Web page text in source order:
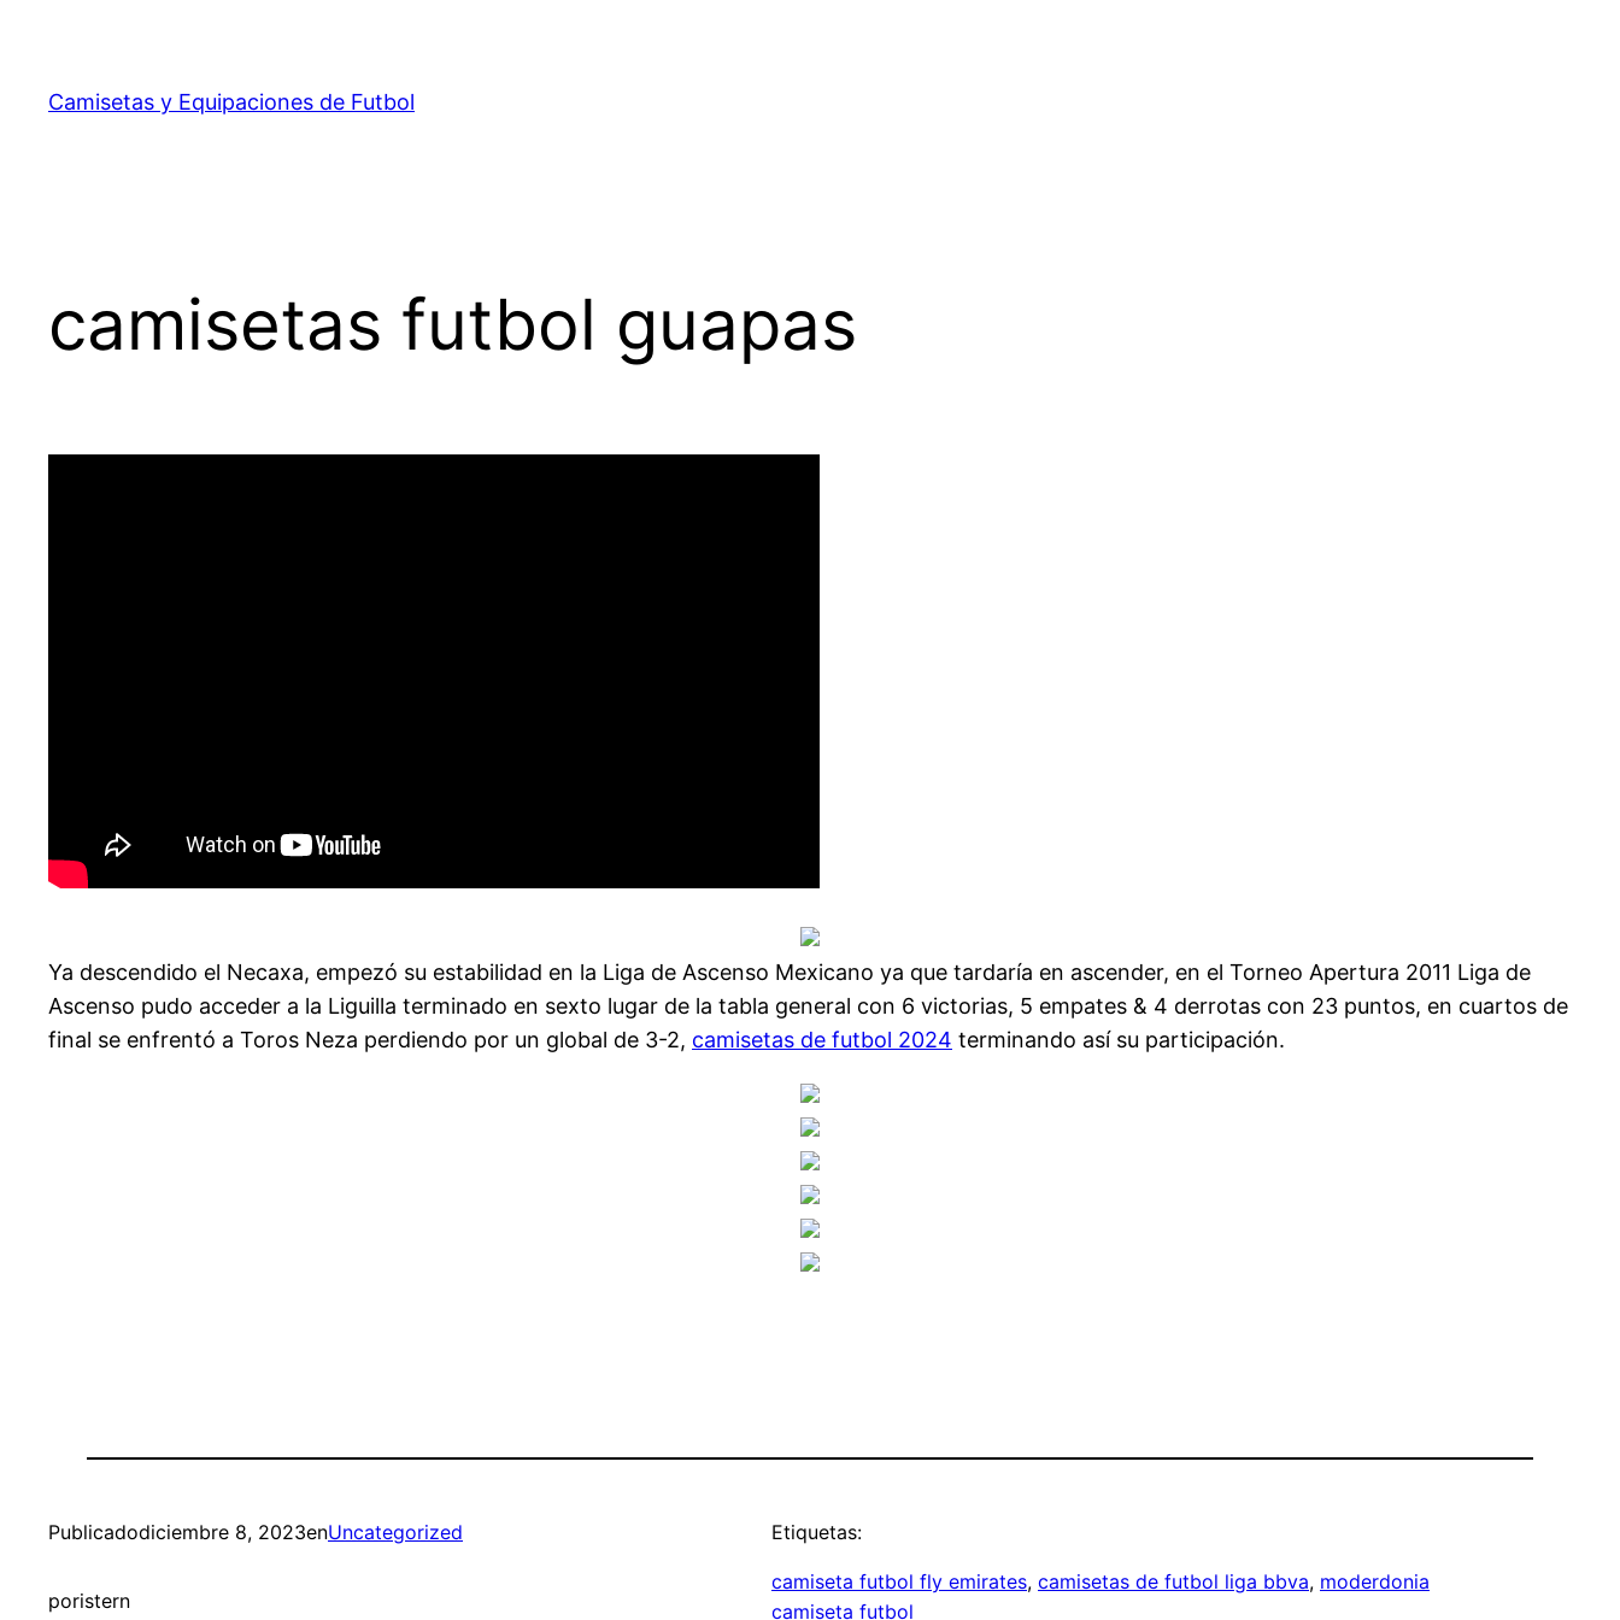
contenido
Camisetas y Equipaciones de Futbol
camisetas futbol guapas
Ya descendido el Necaxa, empezó su estabilidad en la Liga de Ascenso Mexicano ya que tardaría en ascender, en el Torneo Apertura 2011 Liga de
Ascenso pudo acceder a la Liguilla terminado en sexto lugar de la tabla general con 6 victorias, 5 empates & 4 derrotas con 23 puntos, en cuartos de
final se enfrentó a Toros Neza perdiendo por un global de 3-2, camisetas de futbol 2024 terminando así su participación.
Publicadodiciembre 8, 2023enUncategorized
poristern
Etiquetas:
camiseta futbol fly emirates, camisetas de futbol liga bbva, moderdonia
camiseta futbol